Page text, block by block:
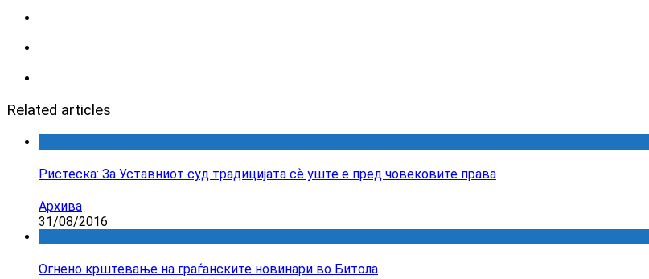
Related articles
Ристеска: За Уставниот суд традицијата сѐ уште е пред човековите права
Архива
31/08/2016
Огнено крштевање на граѓанските новинари во Битола